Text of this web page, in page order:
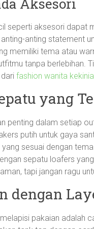
Aksesori
seperti aksesori dapat
anting statement
memiliki tema atau
tanpa berlebihan.
fashion wanita
yang
penting dalam setiap
putih untuk gaya
yang sesuai dengan
sepatu loafers
tapi jangan ragu
dengan
pakaian adalah